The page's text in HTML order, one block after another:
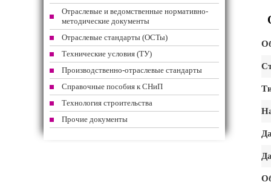
Отраслевые и ведомственные нормативно-
методические документы
Отраслевые стандарты (ОСТы)
Технические условия (ТУ)
Производственно-отраслевые стандарты
Справочные пособия к СНиП
Технология строительства
Прочие документы